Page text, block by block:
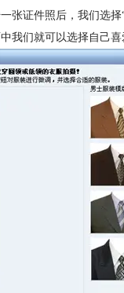
张证件照后，我们选
我们就可以选择自己喜